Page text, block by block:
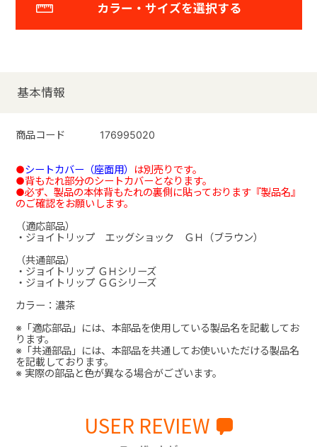
カラー・サイズを選択する
基本情報
商品コード 176995020
●シートカバー（座面用）
は別売りです。
●背もたれ部分のシートカバーとなります。
●必ず、製品の本体背もたれの裏側に貼っております『製品名』
のご確認をお願いします。
（適応部品）
・ジョイトリップ エッグショック ＧＨ（ブラウン）
（共通部品）
・ジョイトリップ ＧＨシリーズ
・ジョイトリップ ＧＧシリーズ
カラー：濃茶
※「適応部品」には、本部品を使用している製品名を記載してお
ります。
※「共通部品」には、本部品を共通してお使いいただける製品名
を記載しております。
※ 実際の部品と色が異なる場合がございます。
USER REVIEW